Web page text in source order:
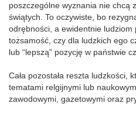
poszczególne wyznania nie chcą
świątych. To oczywiste, bo
odrębności, a ewidentnie ludziom
tożsamość, czy dla ludzkich ego
lub “lepszą” pozycję w państwie
Cała pozostała reszta ludzkości,
tematami relgijnymi lub
zawodowymi, gazetowymi oraz